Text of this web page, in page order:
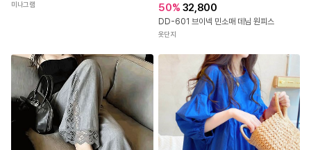
미나그램 50% 32,800
DD-601 브이넥 민소매 데님 원피스
옷단지